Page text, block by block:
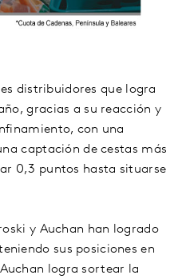
distribuidores que logra
gracias a su reacción y
con una
captación de cestas más
0,3 puntos hasta situarse
y Auchan han logrado
sus posiciones en
logra sortear la